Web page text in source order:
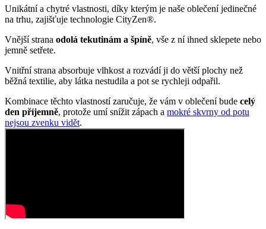
Unikátní a chytré vlastnosti, díky kterým je naše oblečení jedinečné
na trhu, zajišťuje technologie CityZen®.
Vnější strana odolá tekutinám a špíně, vše z ní ihned sklepete nebo
jemně setřete.
Vnitřní strana absorbuje vlhkost a rozvádí ji do větší plochy než
běžná textilie, aby látka nestudila a pot se rychleji odpařil.
Kombinace těchto vlastností zaručuje, že vám v oblečení bude celý
den příjemně, protože umí snížit zápach a mokré skvrny od potu
nejsou zvenku vidět.